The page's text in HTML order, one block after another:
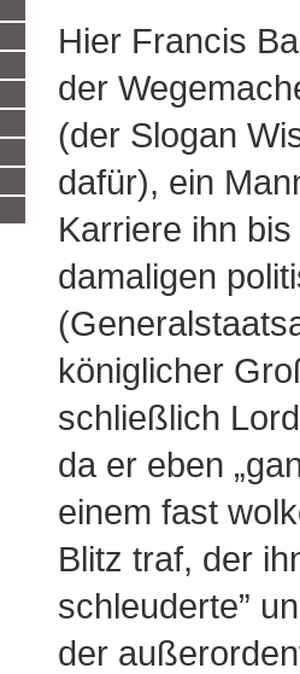
Hier Francis
der
(der Slogan
dafür), ein
Karriere ihn
damaligen
königlicher
schließlich
da er eben
einem fast
Blitz traf, der
schleuderte”
der